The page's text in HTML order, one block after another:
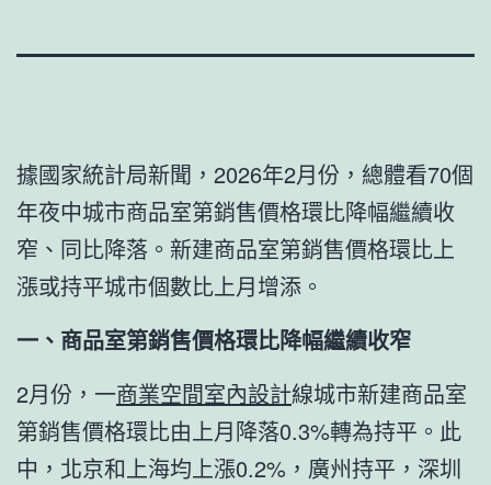
據國家統計局新聞，2026年2月份，總體看70個
年夜中城市商品室第銷售價格環比降幅繼續收
窄、同比降落。新建商品室第銷售價格環比上
漲或持平城市個數比上月增添。
一、商品室第銷售價格環比降幅繼續收窄
2月份，一商業空間室內設計線城市新建商品室
第銷售價格環比由上月降落0.3%轉為持平。此
中，北京和上海均上漲0.2%，廣州持平，深圳